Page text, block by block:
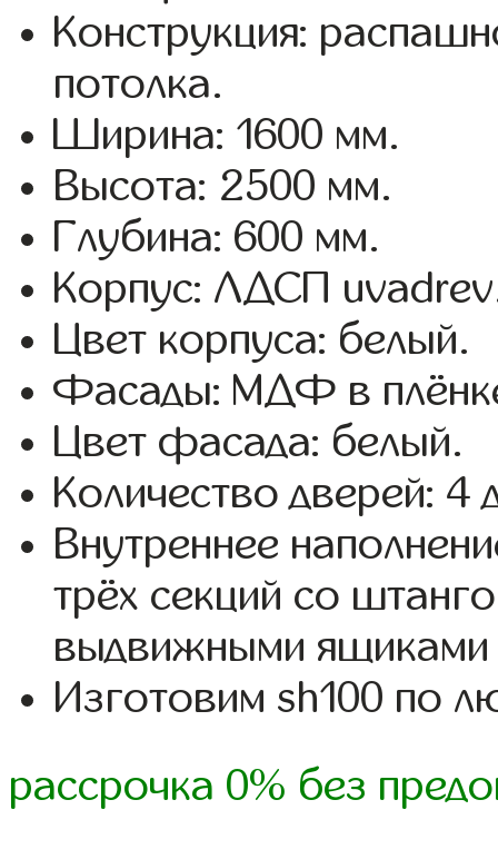
Конструкция:
потолка.
Ширина: 1600 мм.
Высота: 2500 мм.
Глубина: 600 мм.
Корпус: ЛДСП
Цвет корпуса: белый.
Фасады: МДФ в
Цвет фасада: белый.
Количество дверей: 4
Внутреннее
трёх секций со
выдвижными ящиками
Изготовим sh100 по
рассрочка 0% без